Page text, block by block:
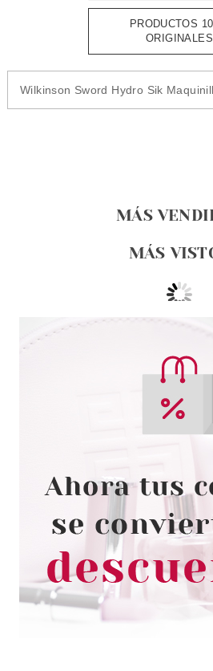
PRODUCTOS
ORIGINALES
Wilkinson Sword Hydro Sik
MÁS
MÁS
SKEYNDOR
SKEYNDOR
CREMA
ARRUGAS 50 ML
Pvr 89.00€
-14%